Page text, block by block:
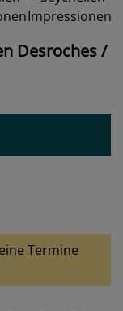
Desroches /
Termine